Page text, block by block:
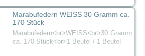
Marabufedern WEISS 30 Gramm ca.
170 Stück
Marabufedern<br>WEISS<br>30 Gramm
ca. 170 Stück<br>1 Beutel / 1 Beutel